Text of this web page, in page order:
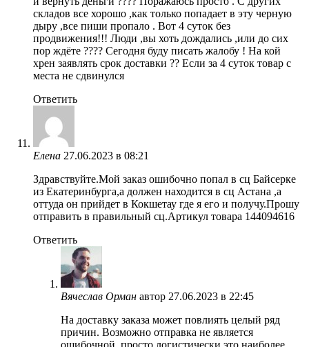
складов все хорошо ,как только попадает в эту черную
дыру ,все пиши пропало . Вот 4 суток без
продвижения!!! Люди ,вы хоть дождались ,или до сих
пор ждёте ???? Сегодня буду писать жалобу ! На кой
хрен заявлять срок доставки ?? Если за 4 суток товар с
места не сдвинулся
Ответить
Елена 27.06.2023 в 08:21
Здравствуйте.Мой заказ ошибочно попал в сц Байсерке
из Екатеринбурга,а должен находится в сц Астана ,а
оттуда он прийдет в Кокшетау где я его и получу.Прошу
отправить в правильный сц.Артикул товара 144094616
Ответить
Вячеслав Орман автор 27.06.2023 в 22:45
На доставку заказа может повлиять целый ряд
причин. Возможно отправка не является
ошибочной, просто логистически это наиболее